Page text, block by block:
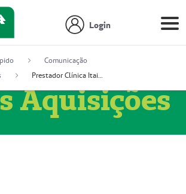
Login
Comunicação
Prestador Clínica Itaipú Ltda (51004348-2)
Aquisições